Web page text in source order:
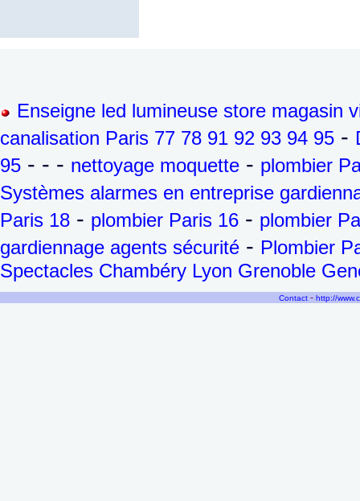
Enseigne led lumineuse store magasin
canalisation Paris 77 78 91 92 93 94 95 -
95 - - - nettoyage moquette - plombier
Systèmes alarmes en entreprise
Paris 18 - plombier Paris 16 - plombier
gardiennage agents sécurité - Plombier
Spectacles Chambéry Lyon Grenoble
Contact - http://